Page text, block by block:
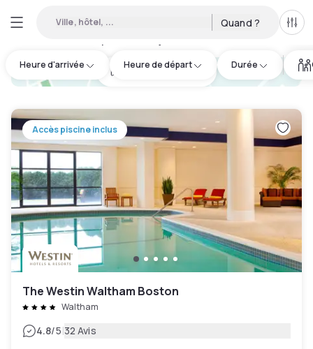
Ville, hôtel, ... Quand ?
Heure d'arrivée Heure de départ Durée
hotel.cta.view_map
Accès piscine inclus
The Westin Waltham Boston
Waltham
4.8/5|32 Avis